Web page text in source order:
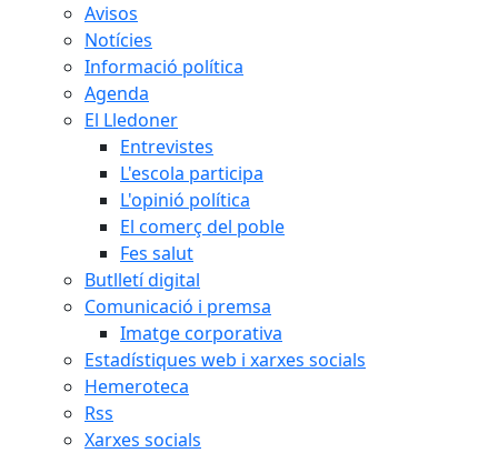
Avisos
Notícies
Informació política
Agenda
El Lledoner
Entrevistes
L'escola participa
L'opinió política
El comerç del poble
Fes salut
Butlletí digital
Comunicació i premsa
Imatge corporativa
Estadístiques web i xarxes socials
Hemeroteca
Rss
Xarxes socials